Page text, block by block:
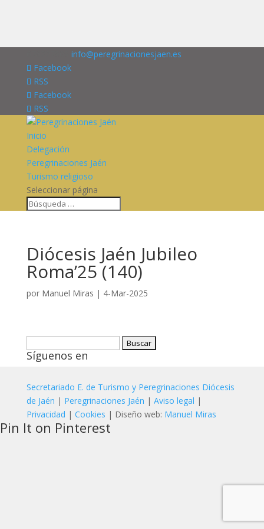
info@peregrinacionesjaen.es
Facebook
RSS
Facebook
RSS
Inicio
Delegación
Peregrinaciones Jaén
Turismo religioso
Seleccionar página
Diócesis Jaén Jubileo
Roma’25 (140)
por Manuel Miras | 4-Mar-2025
Síguenos en
Secretariado E. de Turismo y Peregrinaciones Diócesis
de Jaén | Peregrinaciones Jaén | Aviso legal |
Privacidad | Cookies | Diseño web: Manuel Miras
Pin It on Pinterest